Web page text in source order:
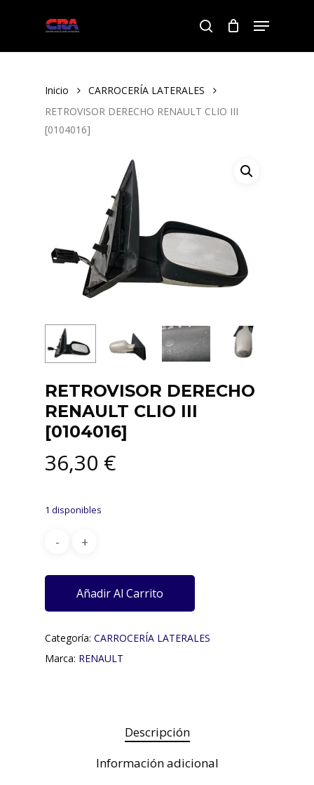
search
Menu
Inicio
CARROCERÍA LATERALES
RETROVISOR DERECHO RENAULT CLIO III
[0104016]
RETROVISOR DERECHO
RENAULT CLIO III
[0104016]
36,30 €
1 disponibles
Añadir Al Carrito
Categoría: CARROCERÍA LATERALES
Marca: RENAULT
Descripción
Información adicional